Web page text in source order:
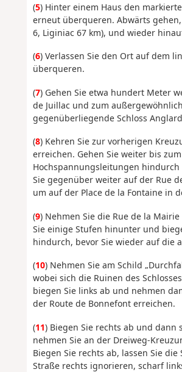
(5) Hinter einem Haus den
erneut überqueren. Abwärts
6, Liginiac 67 km), und wieder
(6) Verlassen Sie den Ort auf dem
überqueren.
(7) Gehen Sie etwa hundert Meter
de Juillac und zum
gegenüberliegende Schloss
(8) Kehren Sie zur vorherigen
erreichen. Gehen Sie weiter bis
Hochspannungsleitungen hindurch
Sie gegenüber weiter auf der Rue
um auf der Place de la Fontaine in
(9) Nehmen Sie die Rue de la
Sie einige Stufen hinunter und
hindurch, bevor Sie wieder auf die
(10) Nehmen Sie am Schild
wobei sich die Ruinen des
biegen Sie links ab und nehmen
der Route de Bonnefont erreichen.
(11) Biegen Sie rechts ab und
nehmen Sie an der Dreiweg-
Biegen Sie rechts ab, lassen Sie
Straße rechts ignorieren, scharf